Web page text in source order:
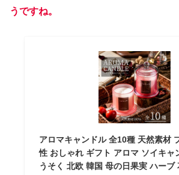
うですね。
アロマキャンドル 全10種 天然素材
性 おしゃれ ギフト アロマ ソイキャ
うそく 北欧 韓国 母の日果実 ハーブ